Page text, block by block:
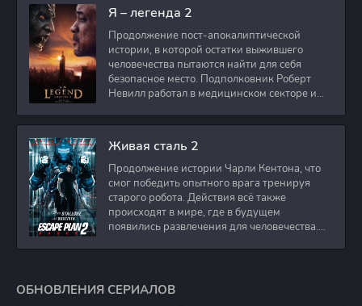
Я – легенда 2
Продолжение пост-апокалиптической
истории, в которой остатки выжившего
человечества пытаются найти для себя
безопасное место. Подполковник Роберт
Невилл работал в медицинском секторе и
Живая сталь 2
Продолжение истории Чарли Кентона, что
смог победить опытного врага тренируя
старого робота. Действия всё также
происходят в мире, где в будущем
появились развлечения для человечества.
ОБНОВЛЕНИЯ СЕРИАЛОВ